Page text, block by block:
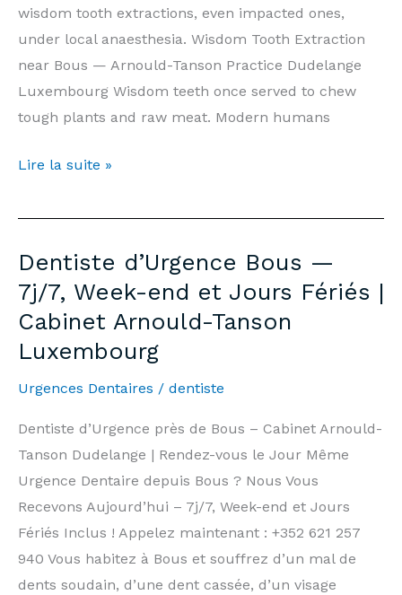
Luxembourg
wisdom tooth extractions, even impacted ones,
under local anaesthesia. Wisdom Tooth Extraction
near Bous — Arnould-Tanson Practice Dudelange
Luxembourg Wisdom teeth once served to chew
tough plants and raw meat. Modern humans
Wisdom
Extraction
—
Prices
&
Information
Arnould-
Tanson
Practice
Luxembourg
Lire la suite »
Dentiste d’Urgence Bous —
7j/7, Week-end et Jours Fériés |
Cabinet Arnould-Tanson
Luxembourg
Urgences Dentaires / dentiste
Dentiste d’Urgence près de Bous – Cabinet Arnould-
Tanson Dudelange | Rendez-vous le Jour Même
Urgence Dentaire depuis Bous ? Nous Vous
Recevons Aujourd’hui – 7j/7, Week-end et Jours
Fériés Inclus ! Appelez maintenant : +352 621 257
940 Vous habitez à Bous et souffrez d’un mal de
dents soudain, d’une dent cassée, d’un visage